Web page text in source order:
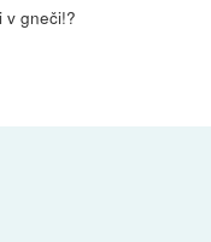
v gneči!?